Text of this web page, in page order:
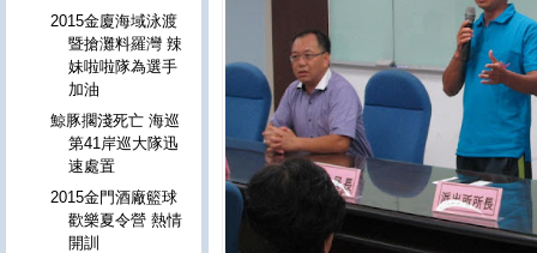
2015金廈海域泳渡
暨搶灘料羅灣 辣
妹啦啦隊為選手
加油
鯨豚擱淺死亡 海巡
第41岸巡大隊迅
速處置
2015金門酒廠籃球
歡樂夏令營 熱情
開訓